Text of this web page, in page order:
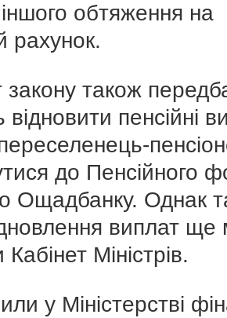
обтяження на
рахунок.
закону також
відновити пенсійні
до Пенсійного
Ощадбанку. Однак
виплат ще
Міністрів.
у Міністерстві